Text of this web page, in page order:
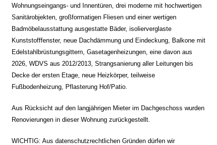
Wohnungseingangs- und Innentüren, drei moderne mit hochwertigen
Sanitärobjekten, großformatigen Fliesen und einer wertigen
Badmöbelausstattung ausgestatte Bäder, isolierverglaste
Kunststofffenster, neue Dachdämmung und Eindeckung, Balkone mit
Edelstahlbrüstungsgittern, Gasetagenheizungen, eine davon aus
2026, WDVS aus 2012/2013, Strangsanierung aller Leitungen bis
Decke der ersten Etage, neue Heizkörper, teilweise
Fußbodenheizung, Pflasterung Hof/Patio.
Aus Rücksicht auf den langjährigen Mieter im Dachgeschoss wurden
Renovierungen in dieser Wohnung zurückgestellt.
WICHTIG: Aus datenschutzrechtlichen Gründen dürfen wir